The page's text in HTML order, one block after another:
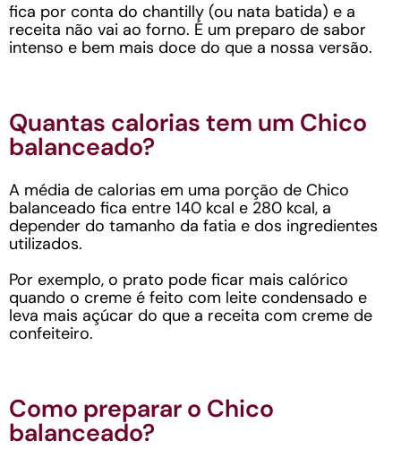
fica por conta do chantilly (ou nata batida) e a
receita não vai ao forno. É um preparo de sabor
intenso e bem mais doce do que a nossa versão.
Quantas calorias tem um Chico
balanceado?
A média de calorias em uma porção de Chico
balanceado fica entre 140 kcal e 280 kcal, a
depender do tamanho da fatia e dos ingredientes
utilizados.
Por exemplo, o prato pode ficar mais calórico
quando o creme é feito com leite condensado e
leva mais açúcar do que a receita com creme de
confeiteiro.
Como preparar o Chico
balanceado?